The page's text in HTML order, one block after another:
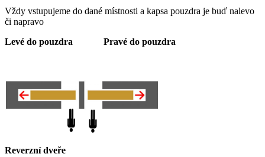
Vždy vstupujeme do dané místnosti a kapsa pouzdra je buď nalevo
či napravo
Levé do pouzdra
Pravé do pouzdra
Reverzní dveře